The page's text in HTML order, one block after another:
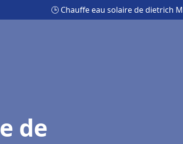
🕒 Chauffe eau solaire de dietrich
de